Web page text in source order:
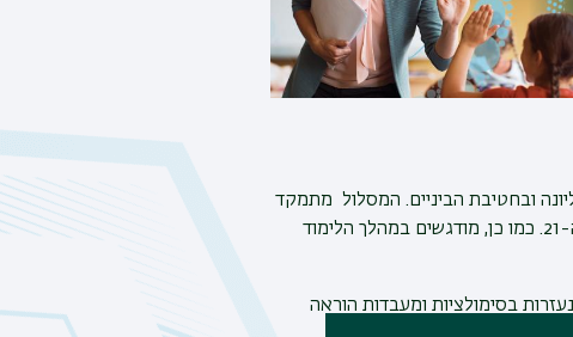
ובחטיבת הביניים. המסלול מתמקד
בדרכים מגוונות ללמידה משמעותית תוך הקניית מיומנויות לימוד הנהוגות במאה ה-21. כמו כן, מודגשים במהלך הלימוד
בסימולציות ומעבדות הוראה